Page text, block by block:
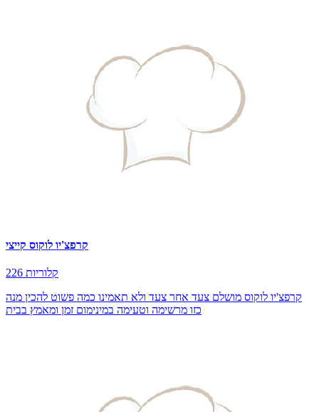
קרפצ'יו לוקוס קייצי
226 קלוריות
קרפצ'יו לוקוס מושלם צעד אחר צעד ולא תאמינו כמה פשוט להכין מנה
כזו מרשימה וטעימה במינימום זמן ומאמץ בבית